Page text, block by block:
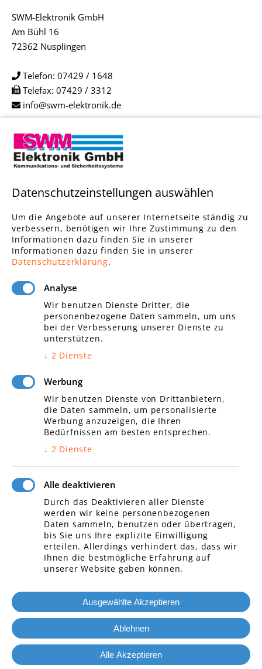
SWM-Elektronik GmbH
Am Bühl 16
72362 Nusplingen
Telefon: 07429 / 1648
Telefax: 07429 / 3312
info@swm-elektronik.de
Links
Elektroinstallationen
Brandmeldeanlagen
Alarmanlagen
Einbruchschutz
Zutrittskontrolle
Gebäudetechnik
Daten und Netzwerktechnik/
Telefonanlagen
Unternehmen
Impressum
Datenschutz
Öffnungszeiten
Dienstag
Mittwoch
Freitag
Samstag
07:00 – 17:00
07:00 – 17:00
07:00 – 17:00
07:00 – 17:00
07:00 – 17:00
© 2019 SWM Sicherheitstechnik
Impressum|Datenschutzerklärung
Datenschutzeinstellungen auswählen
Um die Angebote auf unserer Internetseite ständig zu
verbessern, benötigen wir Ihre Zustimmung zu den
Informationen dazu finden Sie in unserer
Informationen dazu finden Sie in unserer
Datenschutzerklärung.
Analyse
Wir benutzen Dienste Dritter, die
personenbezogene Daten sammeln, um uns
bei der Verbesserung unserer Dienste zu
unterstützen.
↓ 2 Dienste
Werbung
Wir benutzen Dienste von Drittanbietern,
die Daten sammeln, um personalisierte
Werbung anzuzeigen, die Ihren
Bedürfnissen am besten entsprechen.
↓ 2 Dienste
Alle deaktivieren
Durch das Deaktivieren aller Dienste
werden wir keine personenbezogenen
Daten sammeln, benutzen oder übertragen,
bis Sie uns Ihre explizite Einwilligung
erteilen. Allerdings verhindert das, dass wir
Ihnen die bestmögliche Erfahrung auf
unserer Website geben können.
Ablehnen
Ausgewählte Akzeptieren
Alle Akzeptieren